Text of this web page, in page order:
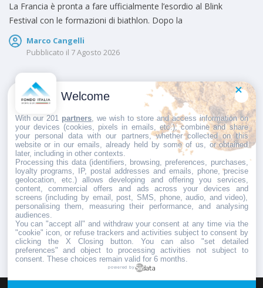
La Francia è pronta a fare ufficialmente l’esordio al Blink
Festival con le formazioni di biathlon. Dopo la
Marco Cangelli
Pubblicato il 7 Agosto 2026
BIATHLON
Biathlon – Blink Festival, Tiril Eckhoff torna
in gara nel duello di tiro
Dopo aver detto addio alle competizioni nel marzo 2023, Tiril
Eckhoff è pronta a rimettersi la carabina sulle
Marco Cangelli
Pubblicato il 7 Agosto 2026
Welcome
With our 201 partners , we wish to store and access information on
your devices (cookies, pixels in emails, etc.), combine and share
your personal data with our partners, whether collected on this
website or in our emails, already held by some of us, or obtained
later, including in other contexts.
Processing this data (identifiers, browsing, preferences, purchases,
loyalty programs, IP, postal addresses and emails, phone, precise
geolocation, etc.) allows developing and offering you services,
content, commercial offers and ads across your devices and
screens (including by email, post, SMS, phone, audio, and video),
personalising them, measuring their performance, and analysing
audiences.
You can "accept all" and withdraw your consent at any time via the
"cookie" icon, or refuse trackers and activities subject to consent by
clicking the X Closing button. You can also "set detailed
preferences" and object to processing activities not subject to
consent. These choices remain valid for 6 months.
powered by